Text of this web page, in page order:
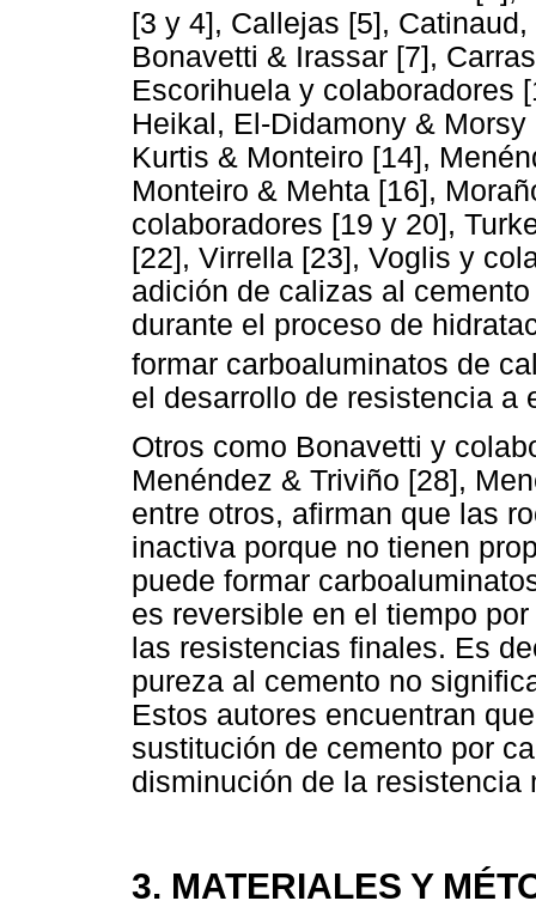
[3 y 4], Callejas [5],
Bonavetti & Irassar [7],
Escorihuela y colaboradores
Heikal, El-Didamony &
Kurtis & Monteiro [14],
Monteiro & Mehta [16],
colaboradores [19 y 20],
[22], Virrella [23], Voglis y
adición de calizas al
durante el proceso de
formar carboaluminatos de
el desarrollo de resistencia a
Otros como Bonavetti y
Menéndez & Triviño [28],
entre otros, afirman que las
inactiva porque no tienen
puede formar
es reversible en el tiempo
las resistencias finales. Es
pureza al cemento no
Estos autores encuentran
sustitución de cemento por
disminución de la resistencia
3. MATERIALES Y